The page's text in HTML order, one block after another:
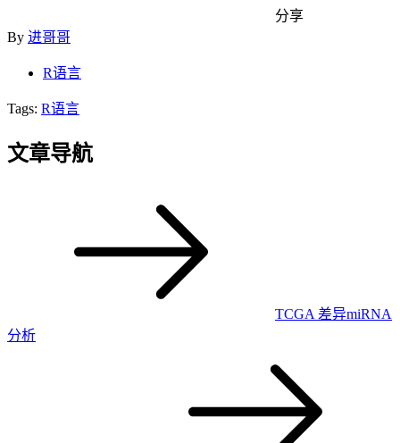
分享
By 进哥哥
R语言
Tags: R语言
文章导航
TCGA 差异miRNA
分析